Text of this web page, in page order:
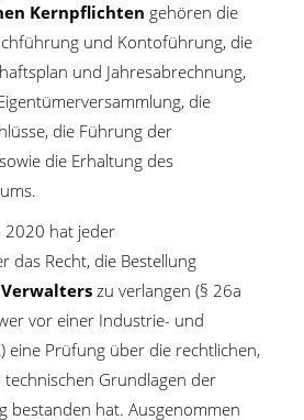
Kernpflichten gehören die
und Kontoführung, die
und Jahresabrechnung,
die
die Führung der
die Erhaltung des
2020 hat jeder
das Recht, die Bestellung
zu verlangen (§ 26a
vor einer Industrie- und
eine Prüfung über die rechtlichen,
Grundlagen der
bestanden hat. Ausgenommen